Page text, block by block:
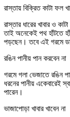
রাস্তায় বিক্রিত কাটা ফল
রাস্তার ধারের খাবার ও
তাই অনেকেই পথ হাঁটতে
পড়ছেন। তবে এই গরমে
রঙিন পানীয় পান করবেন না
গরমে গলা ভেজাতে রঙিন
ধরনের পানীয় একেবারেই
পারেন।
ভাজাপোড়া খাবার খাবেন না